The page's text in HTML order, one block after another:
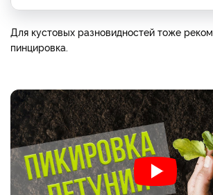
Для кустовых разновидностей тоже
пинцировка.